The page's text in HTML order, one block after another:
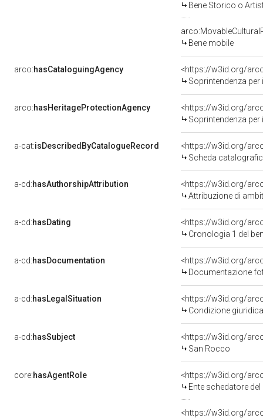
Bene Storico o
Bene mobile
arco:hasCataloguingAgency
<https://w3id.org/
Soprintendenza
arco:hasHeritageProtectionAgency
<https://w3id.org/
Soprintendenza
a-cat:isDescribedByCatalogueRecord
<https://w3id.org/
Scheda
a-cd:hasAuthorshipAttribution
<https://w3id.org/
Attribuzione di
a-cd:hasDating
<https://w3id.org/
Cronologia 1 del
a-cd:hasDocumentation
Documentazione
a-cd:hasLegalSituation
Condizione
a-cd:hasSubject
<https://w3id.org/
San Rocco
core:hasAgentRole
<https://w3id.org/
Ente schedatore del
<https://w3id.org/